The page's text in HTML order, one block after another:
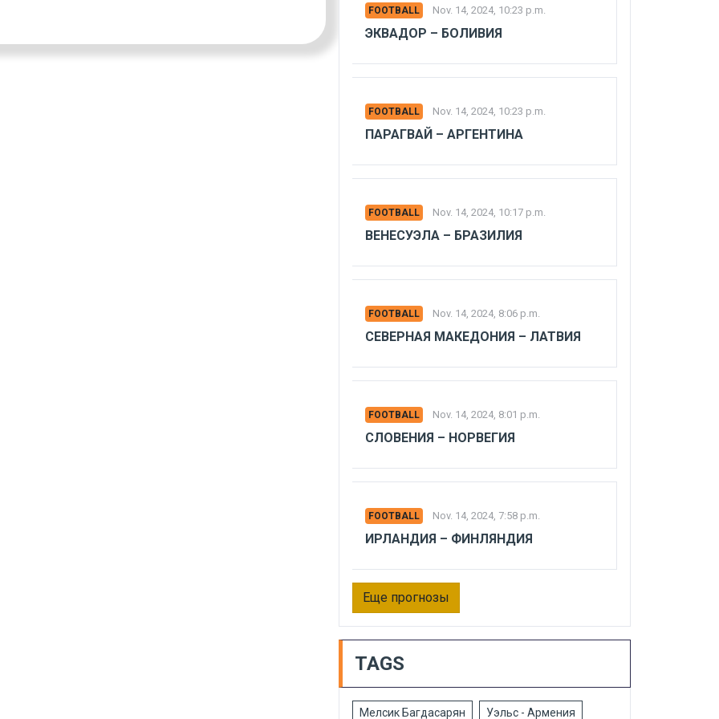
FOOTBALL Nov. 14, 2024, 10:23 p.m.
ЭКВАДОР – БОЛИВИЯ
FOOTBALL Nov. 14, 2024, 10:23 p.m.
ПАРАГВАЙ – АРГЕНТИНА
FOOTBALL Nov. 14, 2024, 10:17 p.m.
ВЕНЕСУЭЛА – БРАЗИЛИЯ
FOOTBALL Nov. 14, 2024, 8:06 p.m.
СЕВЕРНАЯ МАКЕДОНИЯ – ЛАТВИЯ
FOOTBALL Nov. 14, 2024, 8:01 p.m.
СЛОВЕНИЯ – НОРВЕГИЯ
FOOTBALL Nov. 14, 2024, 7:58 p.m.
ИРЛАНДИЯ – ФИНЛЯНДИЯ
Еще прогнозы
TAGS
Мелсик Багдасарян Уэльс - Армения